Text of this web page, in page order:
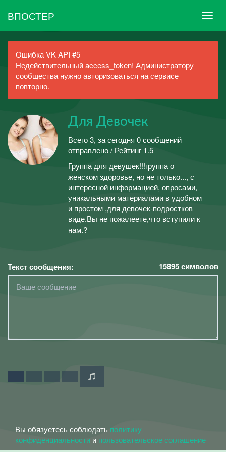
ВПОСТЕР
Ошибка VK API #5
Недействительный access_token! Администратору
сообщества нужно авторизоваться на сервисе
повторно.
Для Девочек
Всего 3, за сегодня 0 сообщений
отправлено / Рейтинг 1.5
Группа для девушек!!!группа о
женском здоровье, но не только..., с
интересной информацией, опросами,
уникальными материалами в удобном
и простом ,для девочек-подростков
виде.Вы не пожалеете,что вступили к
нам.?
Текст сообщения: 15895символов
Вы обязуетесь соблюдать политику
конфиденциальности и пользовательское соглашение